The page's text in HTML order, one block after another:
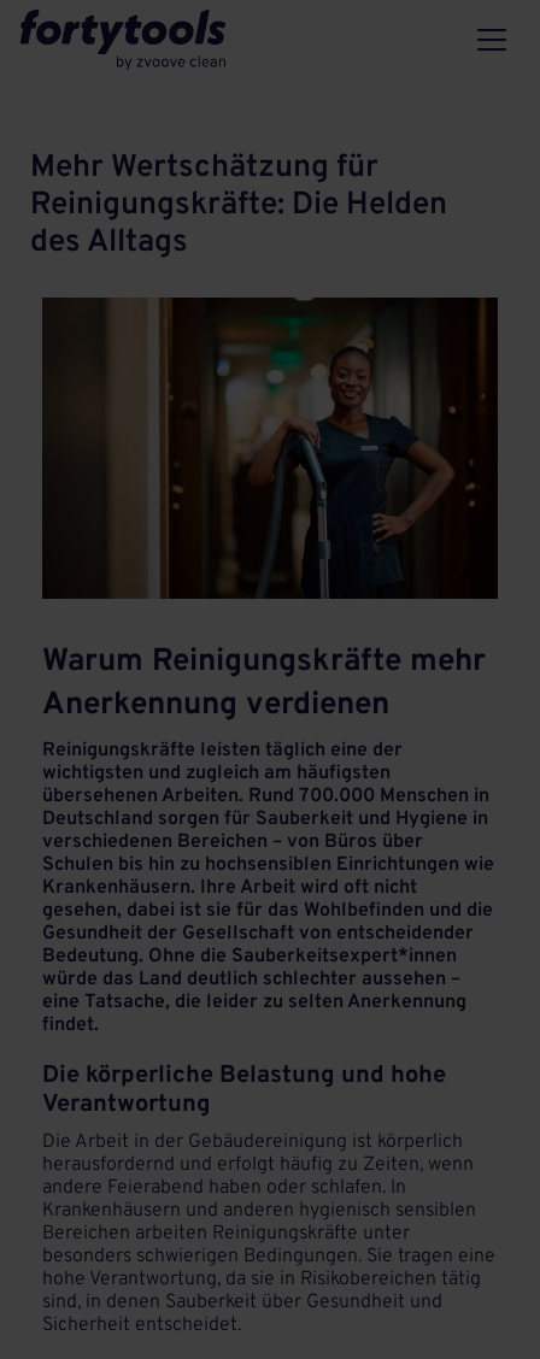
Mehr Wertschätzung für
Reinigungskräfte: Die Helden
des Alltags
Warum Reinigungskräfte mehr
Anerkennung verdienen
Reinigungskräfte leisten täglich eine der
wichtigsten und zugleich am häufigsten
übersehenen Arbeiten. Rund 700.000 Menschen in
Deutschland sorgen für Sauberkeit und Hygiene in
verschiedenen Bereichen – von Büros über
Schulen bis hin zu hochsensiblen Einrichtungen wie
Krankenhäusern. Ihre Arbeit wird oft nicht
gesehen, dabei ist sie für das Wohlbefinden und die
Gesundheit der Gesellschaft von entscheidender
Bedeutung. Ohne die Sauberkeitsexpert*innen
würde das Land deutlich schlechter aussehen –
eine Tatsache, die leider zu selten Anerkennung
findet.
Die körperliche Belastung und hohe
Verantwortung
Die Arbeit in der Gebäudereinigung ist körperlich
herausfordernd und erfolgt häufig zu Zeiten, wenn
andere Feierabend haben oder schlafen. In
Krankenhäusern und anderen hygienisch sensiblen
Bereichen arbeiten Reinigungskräfte unter
besonders schwierigen Bedingungen. Sie tragen eine
hohe Verantwortung, da sie in Risikobereichen tätig
sind, in denen Sauberkeit über Gesundheit und
Sicherheit entscheidet.